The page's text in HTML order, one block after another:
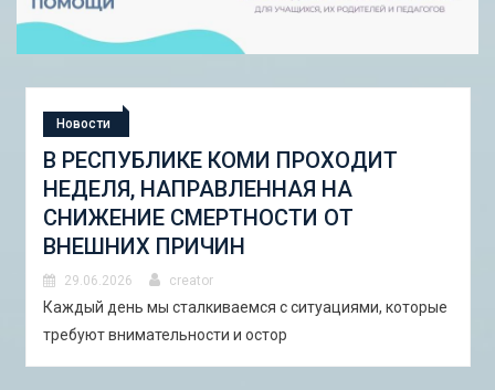
Новости
СТУДЕНЧЕСКАЯ ЭКСПЕДИЦИЯ
«ШКОЛА ГОРОДСКИХ ИЗМЕНЕНИЙ:
ГОРОДСКОЙ НАБОР ИНСТРУМЕНТОВ
И ПИЛОТНЫЕ ПРОЕКТЫ ДЛЯ
АСТРАХАНИ»
29.06.2026 creator
В Астрахани с 5 по 13 сентября 2026 года пройдёт
студенческая экспедиция «Школа горо�